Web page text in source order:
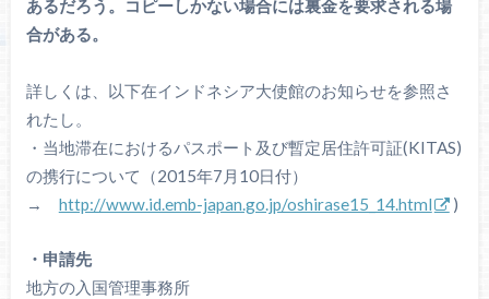
あるだろう。コピーしかない場合には裏金を要求される場
合がある。
詳しくは、以下在インドネシア大使館のお知らせを参照さ
れたし。
・当地滞在におけるパスポート及び暫定居住許可証(KITAS)
の携行について（2015年7月10日付）
→ http://www.id.emb-japan.go.jp/oshirase15_14.html )
・申請先
地方の入国管理事務所